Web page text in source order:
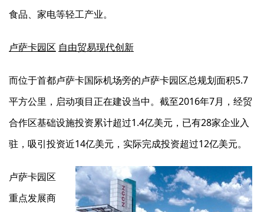
食品、家电等轻工产业。
卢萨卡园区 自由贸易现代创新
而位于首都卢萨卡国际机场旁的卢萨卡园区总规划面积5.7
平方公里，启动项目正在建设当中。截至2016年7月，经贸
合作区基础设施投资累计超过1.4亿美元，已有28家企业入
驻，吸引投资近14亿美元，实际完成投资超过12亿美元。
卢萨卡园区
重点发展商